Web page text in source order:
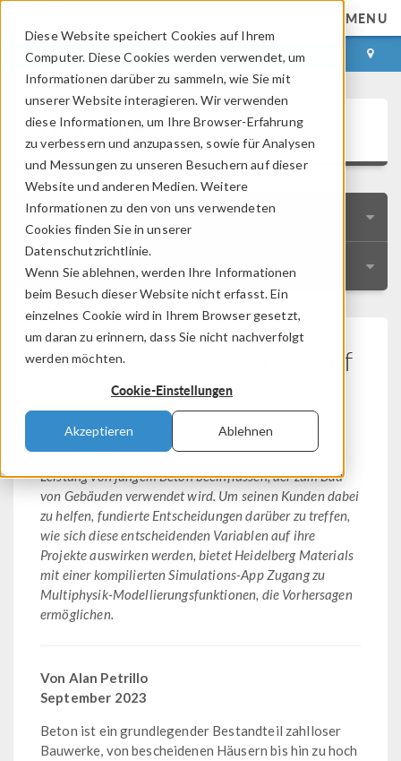
Diese Website speichert Cookies auf Ihrem
Computer. Diese Cookies werden verwendet, um
Informationen darüber zu sammeln, wie Sie mit
unserer Website interagieren. Wir verwenden
diese Informationen, um Ihre Browser-Erfahrung
zu verbessern und anzupassen, sowie für Analysen
und Messungen zu unseren Besuchern auf dieser
Website und anderen Medien. Weitere
Informationen zu den von uns verwendeten
Cookies finden Sie in unserer
Datenschutzrichtlinie.
Wenn Sie ablehnen, werden Ihre Informationen
beim Besuch dieser Website nicht erfasst. Ein
einzelnes Cookie wird in Ihrem Browser gesetzt,
um daran zu erinnern, dass Sie nicht nachverfolgt
werden möchten.
Cookie-Einstellungen
Akzeptieren Ablehnen
MENU
ANMELDEN KONTAKT
User Stories
SCHNELLSUCHE
RESSOURCEN
Multiphysik-Simulation auf
der Baustelle
Zeit, Temperatur, Materialauswahl,
Witterungsbedingungen und Gusstechnik können die
Leistung von jungem Beton beeinflussen, der zum Bau
von Gebäuden verwendet wird. Um seinen Kunden dabei
zu helfen, fundierte Entscheidungen darüber zu treffen,
wie sich diese entscheidenden Variablen auf ihre
Projekte auswirken werden, bietet Heidelberg Materials
mit einer kompilierten Simulations-App Zugang zu
Multiphysik-Modellierungsfunktionen, die Vorhersagen
ermöglichen.
Von Alan Petrillo
September 2023
Beton ist ein grundlegender Bestandteil zahlloser
Bauwerke, von bescheidenen Häusern bis hin zu hoch